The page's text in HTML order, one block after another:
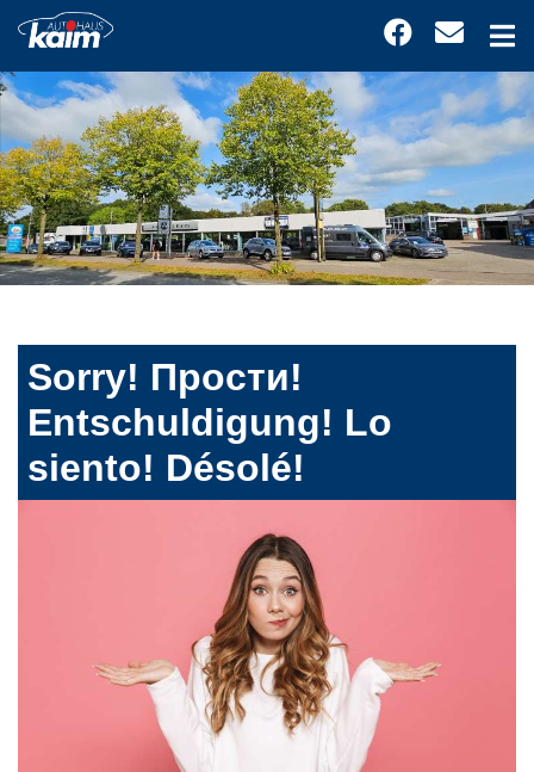
Sorry! Прости!
Entschuldigung! Lo
siento! Désolé!